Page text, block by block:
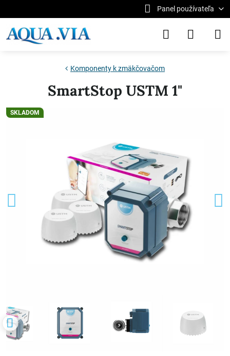
Panel používateľa
SKLADOM
Komponenty k zmäkčovačom
SmartStop USTM 1"